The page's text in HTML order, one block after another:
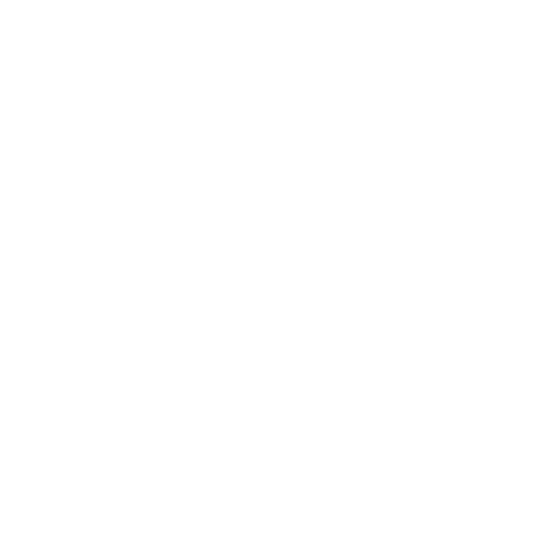
A